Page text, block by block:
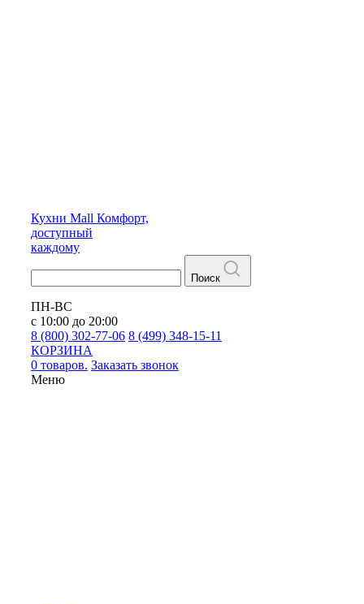
Кухни Mall Комфорт,
доступный
каждому
Поиск
ПН-ВС
с 10:00 до 20:00
8 (800) 302-77-06 8 (499) 348-15-11
КОРЗИНА
0 товаров. Заказать звонок
Меню